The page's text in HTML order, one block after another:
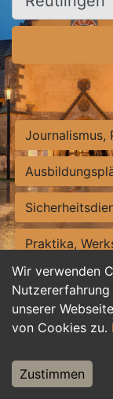
Wir verwenden
unserer
von Cookies zu.
Zustimmen
Journalismus,
Praktika,
Personalwesen
Hilfskräfte,
Weiterbildung,